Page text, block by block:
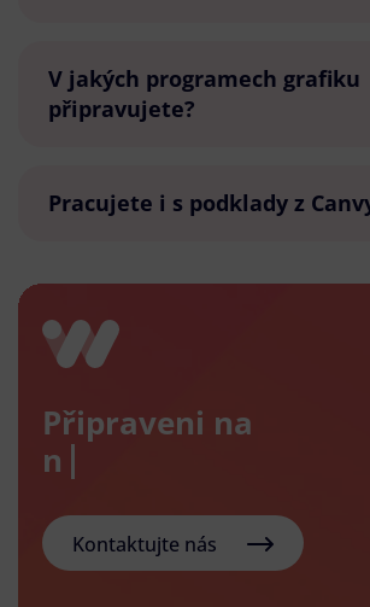
V jakých programech grafiku
připravujete?
Pracujete i s podklady z
Připraveni na
nový e-
Kontaktujte nás